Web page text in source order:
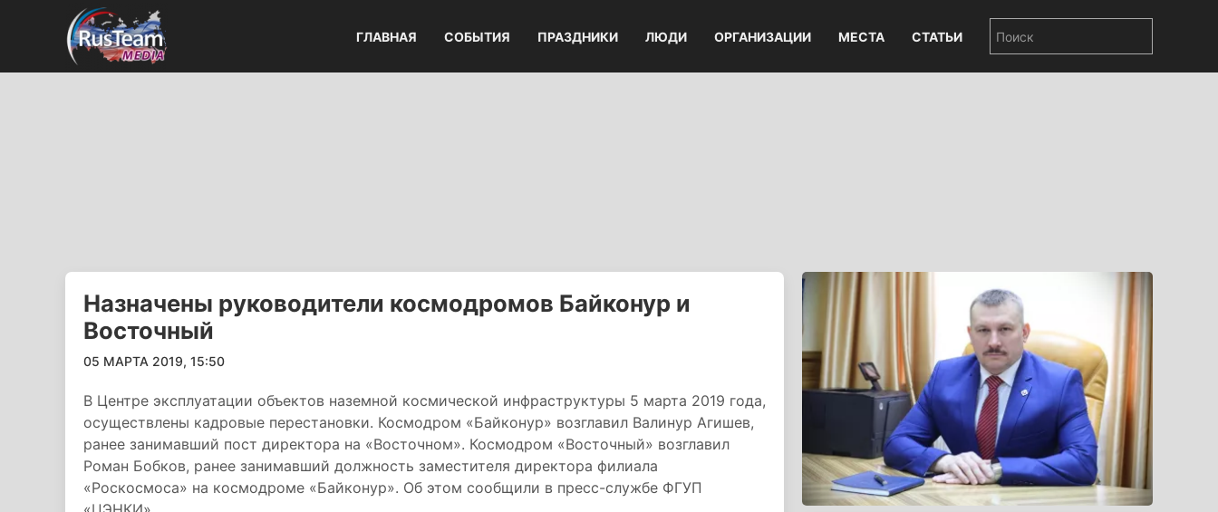
ГЛАВНАЯ СОБЫТИЯ ПРАЗДНИКИ ЛЮДИ ОРГАНИЗАЦИИ МЕСТА СТАТЬИ
Назначены руководители космодромов Байконур и
Восточный
05 МАРТА 2019, 15:50
В Центре эксплуатации объектов наземной космической инфраструктуры 5 марта 2019 года,
осуществлены кадровые перестановки. Космодром «Байконур» возглавил Валинур Агишев,
ранее занимавший пост директора на «Восточном». Космодром «Восточный» возглавил
Роман Бобков, ранее занимавший должность заместителя директора филиала
«Роскосмоса» на космодроме «Байконур». Об этом сообщили в пресс-службе ФГУП